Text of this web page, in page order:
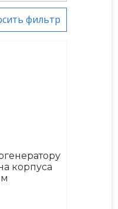
корпуса